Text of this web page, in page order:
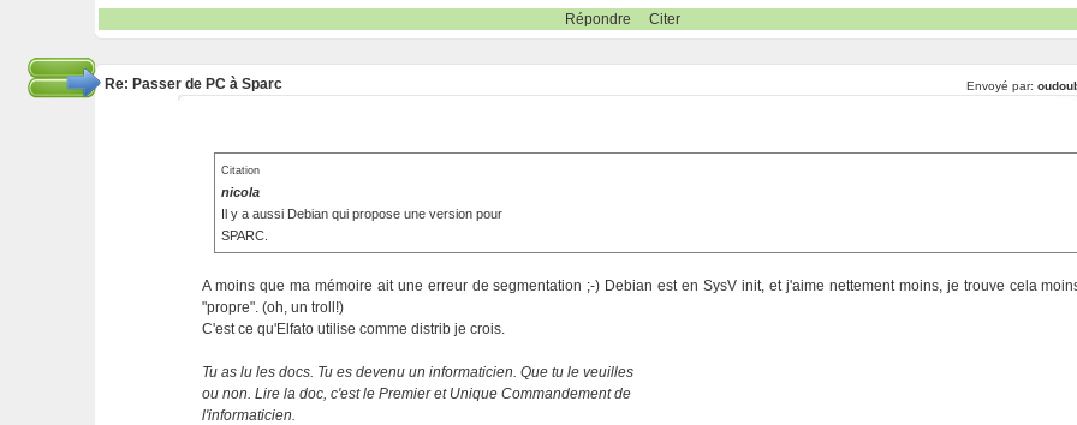
Répondre Citer
Re: Passer de PC à Sparc Envoyé par:
Citation
nicola
Il y a aussi Debian qui propose une version pour
SPARC.
A moins que ma mémoire ait une erreur de segmentation ;-) Debian est en SysV init, et j'aime nettement moins, je trouve cela
"propre". (oh, un troll!)
C'est ce qu'Elfato utilise comme distrib je crois.
Tu as lu les docs. Tu es devenu un informaticien. Que tu le veuilles
ou non. Lire la doc, c'est le Premier et Unique Commandement de
l'informaticien.